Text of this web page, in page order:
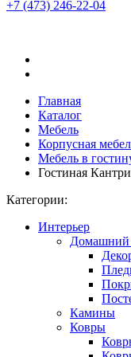
+7 (473) 246-22-04
Главная
Каталог
Мебель
Корпусная
Мебель в
Гостиная
Категории:
Интерьер
Домашний
Камины
Ковры